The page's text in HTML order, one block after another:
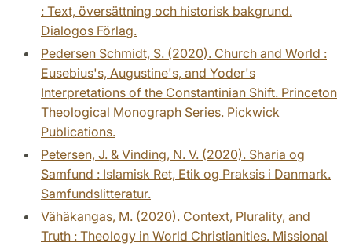
: Text, översättning och historisk bakgrund.
Dialogos Förlag.
Pedersen Schmidt, S. (2020). Church and World :
Eusebius's, Augustine's, and Yoder's
Interpretations of the Constantinian Shift. Princeton
Theological Monograph Series. Pickwick
Publications.
Petersen, J. & Vinding, N. V. (2020). Sharia og
Samfund : Islamisk Ret, Etik og Praksis i Danmark.
Samfundslitteratur.
Vähäkangas, M. (2020). Context, Plurality, and
Truth : Theology in World Christianities. Missional